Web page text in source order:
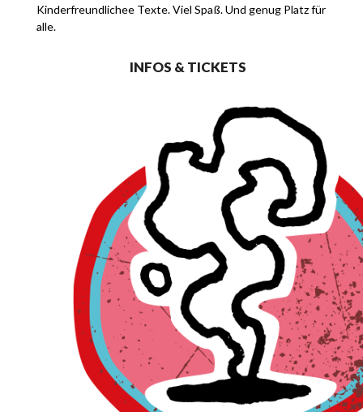
Kinderfreundlichee Texte. Viel Spaß. Und genug Platz für
alle.
INFOS & TICKETS